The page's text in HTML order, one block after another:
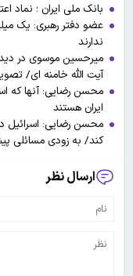
بانک ملی ایران ؛ نماد
ندارند
میرحسین موسوی در
آیت الله خامنه ای/
محسن رضایی: آنها که
ایران هستند
محسن رضایی: اسرائیل
کند/ به زودی مسائلی
ارسال نظر